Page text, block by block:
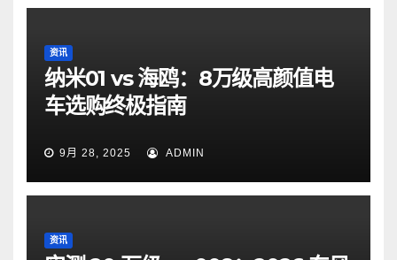
资讯
纳米01 vs 海鸥：8万级高颜值电
车选购终极指南
9月 28, 2025 ADMIN
资讯